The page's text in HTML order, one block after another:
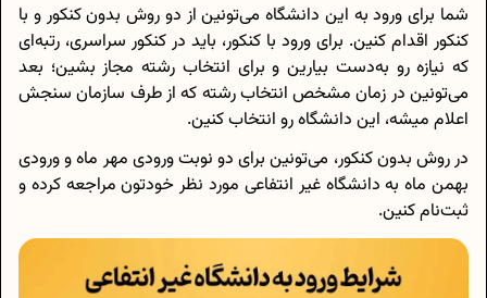
شما برای ورود به این دانشگاه می‌تونین از دو روش بدون کنکور و با
کنکور اقدام کنین. برای ورود با کنکور، باید در کنکور سراسری، رتبه‌ای
که نیازه رو به‌دست بیارین و برای انتخاب رشته مجاز بشین؛ بعد
می‌تونین در زمان مشخص انتخاب رشته که از طرف سازمان سنجش
اعلام میشه، این دانشگاه رو انتخاب کنین.
در روش بدون کنکور، می‌تونین برای دو نوبت ورودی مهر ماه و ورودی
بهمن ماه به دانشگاه غیر انتفاعی مورد نظر خودتون مراجعه کرده و
ثبت‌نام کنین.